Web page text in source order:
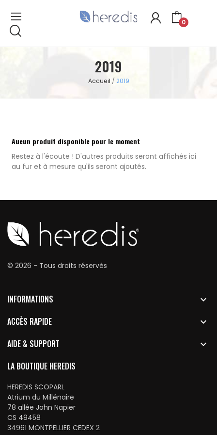
0
2019
Accueil 2019
Aucun produit disponible pour le moment
Restez à l'écoute ! D'autres produits seront affichés ici
au fur et à mesure qu'ils seront ajoutés.
© 2026 - Tous droits réservés
INFORMATIONS

ACCÈS RAPIDE

AIDE & SUPPORT

LA BOUTIQUE HEREDIS
HEREDIS SCOPARL
Atrium du Millénaire
78 allée John Napier
CS 49458
34961 MONTPELLIER CEDEX 2